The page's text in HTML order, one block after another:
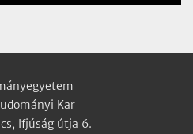
Kar
Ifjúság útja 6.